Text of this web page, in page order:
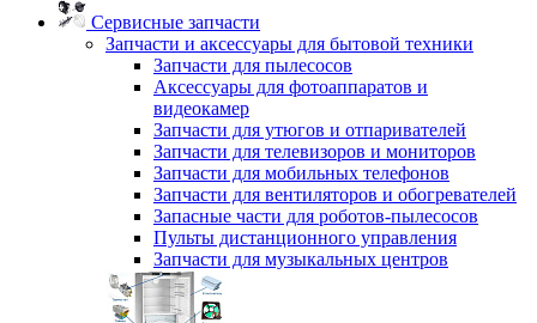
Сервисные запчасти
Запчасти и аксессуары для бытовой техники
Запчасти для пылесосов
Аксессуары для фотоаппаратов и
видеокамер
Запчасти для утюгов и отпаривателей
Запчасти для телевизоров и мониторов
Запчасти для мобильных телефонов
Запчасти для вентиляторов и обогревателей
Запасные части для роботов-пылесосов
Пульты дистанционного управления
Запчасти для музыкальных центров